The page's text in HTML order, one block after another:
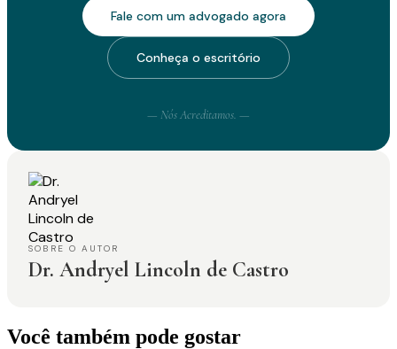
Fale com um advogado agora
Conheça o escritório
— Nós Acreditamos. —
SOBRE O AUTOR
Dr. Andryel Lincoln de Castro
Você também pode gostar